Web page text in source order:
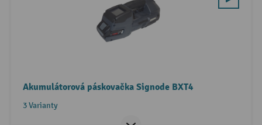
Akumulátorová páskovačka Signode BXT4
3 Varianty